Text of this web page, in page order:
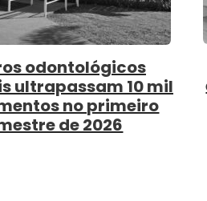
profissionais de
vigilância e manejo
da sífilis